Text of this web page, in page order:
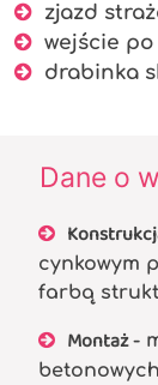
zjazd
wejście
drabinka
Dane o
cynkowym
farbą
Montaż-